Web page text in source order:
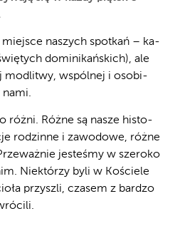
na­szych spo­tkań – ka­
do­mi­ni­kań­skich), ale
mo­dli­twy, wspól­nej i oso­bi­
na­mi.
róż­ni. Róż­ne są na­sze hi­sto­
ro­dzin­ne i za­wo­do­we, róż­ne
je­ste­śmy w sze­ro­ko
Nie­któ­rzy by­li w Ko­ście­le
przy­szli, cza­sem z bar­dzo